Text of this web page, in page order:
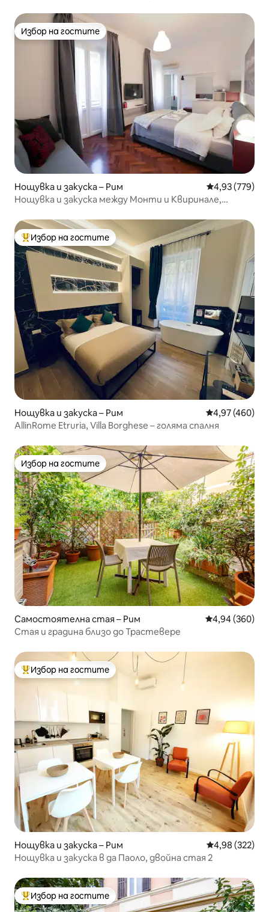
Избор на гостите
Избор на гостите
Нощувка и закуска – Рим Средна
4,93 (779)
Нощувка и закуска между Монти и Квиринале,
Най-популярен избор на гостите
Избор на гостите
Нощувка и закуска – Рим Средна
4,97 (460)
AllinRome Etruria, Villa Borghese – голяма спалня
Избор на гостите
Избор на гостите
Самостоятелна стая – Рим Средна
4,94 (360)
Стая и градина близо до Трастевере
Най-популярен избор на гостите
Избор на гостите
Нощувка и закуска – Рим Средна
4,98 (322)
Нощувка и закуска в да Паоло, двойна стая 2
Най-популярен избор на гостите
Избор на гостите